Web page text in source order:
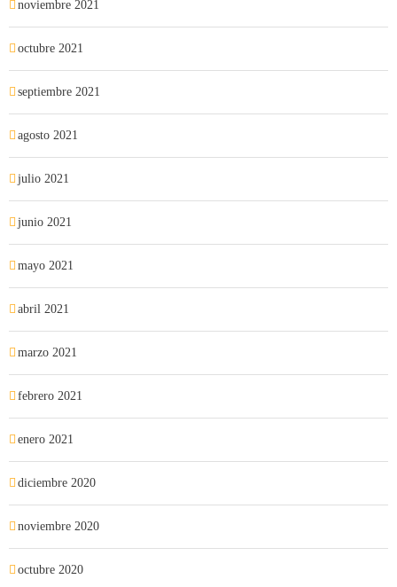
noviembre 2021
octubre 2021
septiembre 2021
agosto 2021
julio 2021
junio 2021
mayo 2021
abril 2021
marzo 2021
febrero 2021
enero 2021
diciembre 2020
noviembre 2020
octubre 2020